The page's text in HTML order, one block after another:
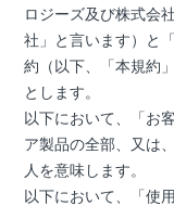
ロジーズ及び株式会
社」と言います）と
約（以下、「本規約
とします。
以下において、「お
ア製品の全部、又は
人を意味します。
以下において、「使